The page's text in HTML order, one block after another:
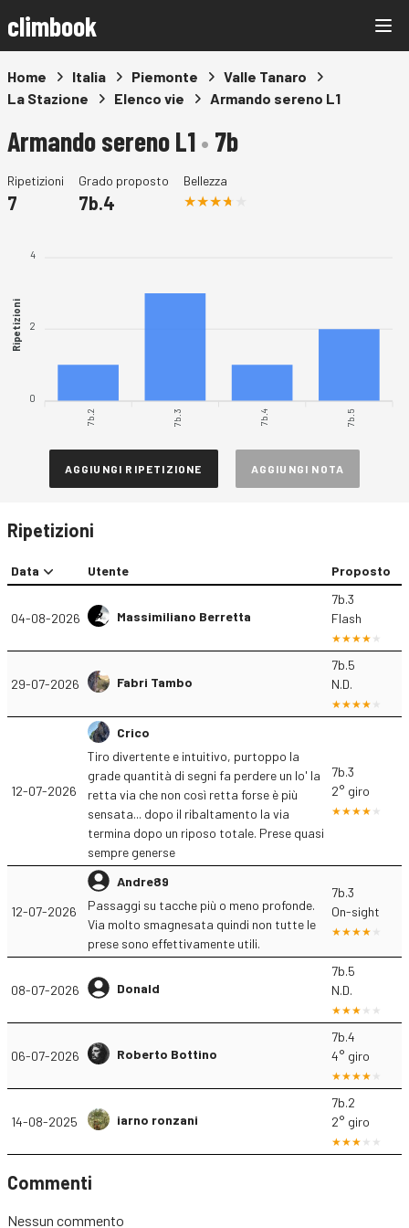
climbook
Home Italia Piemonte
Valle Tanaro
La Stazione
Elenco vie Armando sereno L1
Armando sereno L1• 7b
Ripetizioni
7
Grado proposto
7b.4
Bellezza
4
2
0
Ripetizioni
7b.2 7b.3 7b.4 7b.5
AGGIUNGI RIPETIZIONE AGGIUNGI NOTA
Ripetizioni
Data Utente Proposto
04-08-2026 Massimiliano Berretta
7b.3
Flash
29-07-2026 Fabri Tambo
7b.5
N.D.
12-07-2026
Crico
Tiro divertente e intuitivo, purtoppo la
grade quantità di segni fa perdere un lo' la
retta via che non così retta forse è più
sensata... dopo il ribaltamento la via
termina dopo un riposo totale. Prese quasi
sempre generse
7b.3
2° giro
12-07-2026
Andre89
Passaggi su tacche più o meno profonde.
Via molto smagnesata quindi non tutte le
prese sono effettivamente utili.
7b.3
On-sight
08-07-2026 Donald
7b.5
N.D.
06-07-2026 Roberto Bottino
7b.4
4° giro
14-08-2025 iarno ronzani
7b.2
2° giro
Commenti
Nessun commento